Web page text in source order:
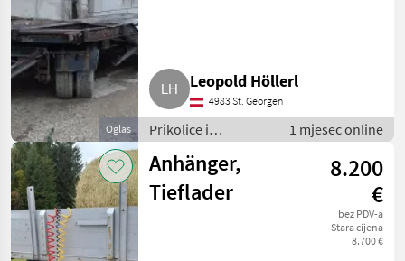
Oglas
Leopold Höllerl
4983 St. Georgen
Prikolice i
transportna vozila /
Niski utovarivači
1 mjesec online
Anhänger,
Tieflader
8.200
€
bez PDV-a
Stara cijena
8.700 €